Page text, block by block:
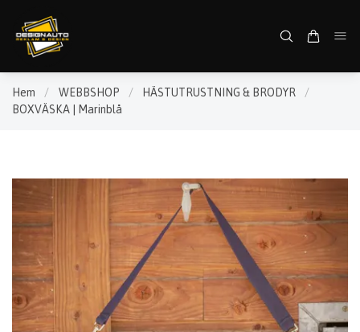
Hem / WEBBSHOP / HÄSTUTRUSTNING & BRODYR
/
BOXVÄSKA | Marinblå